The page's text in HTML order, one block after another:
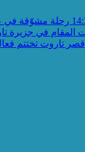
رحلة مشوّقة في
المقام في جزيرة
تاروت تختتم